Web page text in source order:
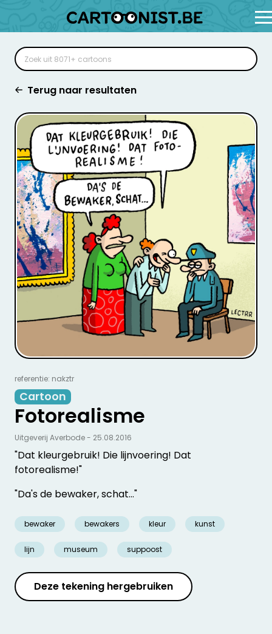
Terug naar resultaten
referentie: nakztr
Cartoon
Fotorealisme
"Dat kleurgebruik! Die lijnvoering! Dat
fotorealisme!"
"Da's de bewaker, schat…"
bewaker bewakers kleur kunst
lijn museum suppoost
Uitgeverij Averbode - 25.08.2016
Deze tekening hergebruiken